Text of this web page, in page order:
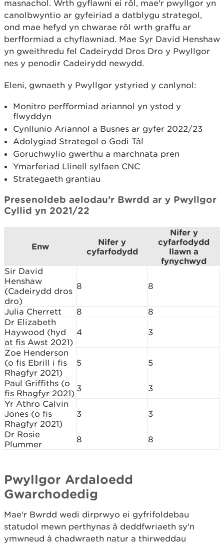
masnachol. Wrth gyflawni ei rôl, mae'r pwyllgor yn
canolbwyntio ar gyfeiriad a datblygu strategol,
ond mae hefyd yn chwarae rôl wrth graffu ar
berfformiad a chyflawniad. Mae Syr David Henshaw
yn gweithredu fel Cadeirydd Dros Dro y Pwyllgor
nes y penodir Cadeirydd newydd.
Eleni, gwnaeth y Pwyllgor ystyried y canlynol:
Monitro perfformiad ariannol yn ystod y
flwyddyn
Cynllunio Ariannol a Busnes ar gyfer 2022/23
Adolygiad Strategol o Godi Tâl
Goruchwylio gwerthu a marchnata pren
Ymarferiad Llinell sylfaen CNC
Strategaeth grantiau
Presenoldeb aelodau’r Bwrdd ar y Pwyllgor
Cyllid yn 2021/22
Enw
Nifer y
cyfarfodydd
Nifer y
cyfarfodydd
llawn a
fynychwyd
Sir David
Henshaw
(Cadeirydd dros
dro)
8 8
Julia Cherrett 8
8
Dr Elizabeth
Haywood (hyd
at fis Awst 2021)
4 3
Zoe Henderson
(o fis Ebrill i fis
Rhagfyr 2021)
5 5
Paul Griffiths (o
fis Rhagfyr 2021) 3
3
Yr Athro Calvin
Jones (o fis
Rhagfyr 2021)
3 3
Dr Rosie
Plummer
8 8
Pwyllgor Ardaloedd
Gwarchodedig
Mae'r Bwrdd wedi dirprwyo ei gyfrifoldebau
statudol mewn perthynas â deddfwriaeth sy'n
ymwneud â chadwraeth natur a thirweddau